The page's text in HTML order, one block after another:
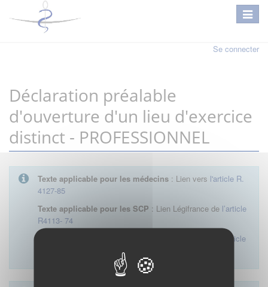
Se connecter
Déclaration préalable
d'ouverture d'un lieu d'exercice
distinct - PROFESSIONNEL
Texte applicable pour les médecins : Lien vers l'article R.
4127-85
Texte applicable pour les SCP : Lien Légifrance de l’article
R4113- 74
l’article